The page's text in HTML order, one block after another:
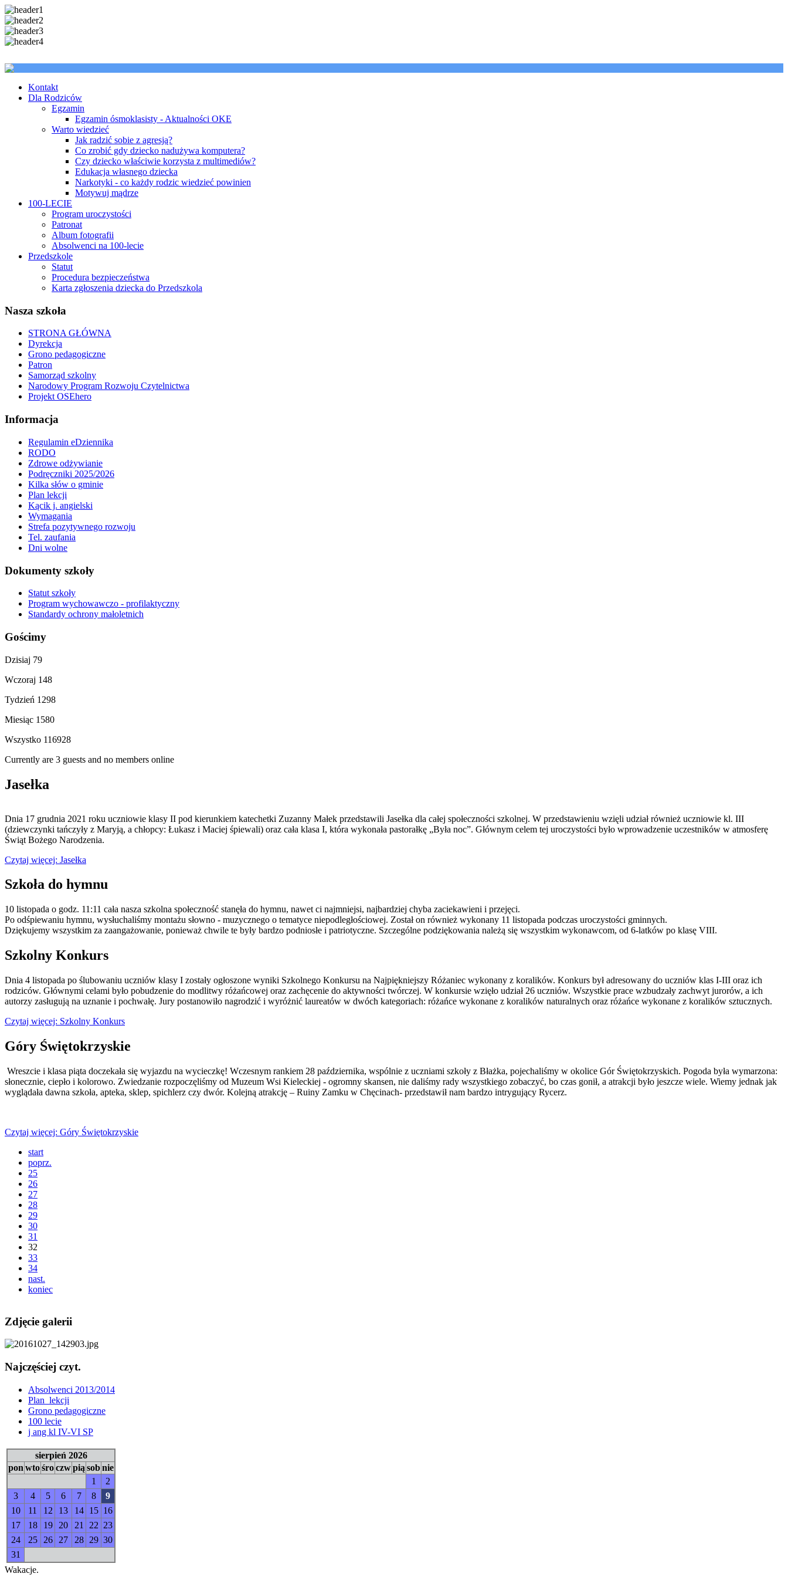
Kontakt
Dla Rodziców
Egzamin
Egzamin ósmoklasisty - Aktualności OKE
Warto wiedzieć
Jak radzić sobie z agresją?
Co zrobić gdy dziecko nadużywa komputera?
Czy dziecko właściwie korzysta z multimediów?
Edukacja własnego dziecka
Narkotyki - co każdy rodzic wiedzieć powinien
Motywuj mądrze
100-LECIE
Program uroczystości
Patronat
Album fotografii
Absolwenci na 100-lecie
Przedszkole
Statut
Procedura bezpieczeństwa
Karta zgłoszenia dziecka do Przedszkola
Nasza szkoła
STRONA GŁÓWNA
Dyrekcja
Grono pedagogiczne
Patron
Samorząd szkolny
Narodowy Program Rozwoju Czytelnictwa
Projekt OSEhero
Informacja
Regulamin eDziennika
RODO
Zdrowe odżywianie
Podręczniki 2025/2026
Kilka słów o gminie
Plan lekcji
Kącik j. angielski
Wymagania
Strefa pozytywnego rozwoju
Tel. zaufania
Dni wolne
Dokumenty szkoły
Statut szkoły
Program wychowawczo - profilaktyczny
Standardy ochrony małoletnich
Gościmy
Dzisiaj 79
Wczoraj 148
Tydzień 1298
Miesiąc 1580
Wszystko 116928
Currently are 3 guests and no members online
Jasełka
Dnia 17 grudnia 2021 roku uczniowie klasy II pod kierunkiem katechetki Zuzanny Małek przedstawili Jasełka dla całej społeczności szkolnej. W przedstawieniu wzięli udział również uczniowie kl. III
(dziewczynki tańczyły z Maryją, a chłopcy: Łukasz i Maciej śpiewali) oraz cała klasa I, która wykonała pastorałkę „Była noc”. Głównym celem tej uroczystości było wprowadzenie uczestników w atmosferę
Świąt Bożego Narodzenia.
Czytaj więcej: Jasełka
Szkoła do hymnu
10 listopada o godz. 11:11 cała nasza szkolna społeczność stanęła do hymnu, nawet ci najmniejsi, najbardziej chyba zaciekawieni i przejęci.
Po odśpiewaniu hymnu, wysłuchaliśmy montażu słowno - muzycznego o tematyce niepodległościowej. Został on również wykonany 11 listopada podczas uroczystości gminnych.
Dziękujemy wszystkim za zaangażowanie, ponieważ chwile te były bardzo podniosłe i patriotyczne. Szczególne podziękowania należą się wszystkim wykonawcom, od 6-latków po klasę VIII.
Szkolny Konkurs
Dnia 4 listopada po ślubowaniu uczniów klasy I zostały ogłoszone wyniki Szkolnego Konkursu na Najpiękniejszy Różaniec wykonany z koralików. Konkurs był adresowany do uczniów klas I-III oraz ich
rodziców. Głównymi celami było pobudzenie do modlitwy różańcowej oraz zachęcenie do aktywności twórczej. W konkursie wzięło udział 26 uczniów. Wszystkie prace wzbudzały zachwyt jurorów, a ich
autorzy zasługują na uznanie i pochwałę. Jury postanowiło nagrodzić i wyróżnić laureatów w dwóch kategoriach: różańce wykonane z koralików naturalnych oraz różańce wykonane z koralików sztucznych.
Czytaj więcej: Szkolny Konkurs
Góry Świętokrzyskie
Wreszcie i klasa piąta doczekała się wyjazdu na wycieczkę! Wczesnym rankiem 28 października, wspólnie z uczniami szkoły z Błażka, pojechaliśmy w okolice Gór Świętokrzyskich. Pogoda była wymarzona:
słonecznie, ciepło i kolorowo. Zwiedzanie rozpoczęliśmy od Muzeum Wsi Kieleckiej - ogromny skansen, nie daliśmy rady wszystkiego zobaczyć, bo czas gonił, a atrakcji było jeszcze wiele. Wiemy jednak jak
wyglądała dawna szkoła, apteka, sklep, spichlerz czy dwór. Kolejną atrakcję – Ruiny Zamku w Chęcinach- przedstawił nam bardzo intrygujący Rycerz.
Czytaj więcej: Góry Świętokrzyskie
start
poprz.
25
26
27
28
29
30
31
32
33
34
nast.
koniec
Zdjęcie galerii
Najczęściej czyt.
Absolwenci 2013/2014
Plan_lekcji
Grono pedagogiczne
100 lecie
j ang kl IV-VI SP
sierpień 2026
pon wtośroczwpią sobnie
1
2
3
4 5 6 7 8
9
10
11 12 13 14 15 16
17
18 19 20 21 22 23
24
25 26 27 28 29 30
31
Wakacje.